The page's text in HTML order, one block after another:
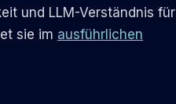
und LLM-Verständnis für
sie im ausführlichen